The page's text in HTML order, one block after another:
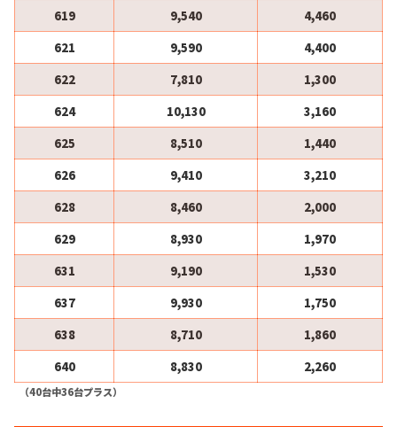
619
9,540
4,460
621
9,590
4,400
622
7,810
1,300
624
10,130
3,160
625
8,510
1,440
626
9,410
3,210
628
8,460
2,000
629
8,930
1,970
631
9,190
1,530
637
9,930
1,750
638
8,710
1,860
640
8,830 2,260
（40台中36台プラス）